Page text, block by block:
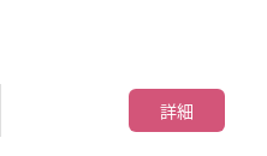
詳細